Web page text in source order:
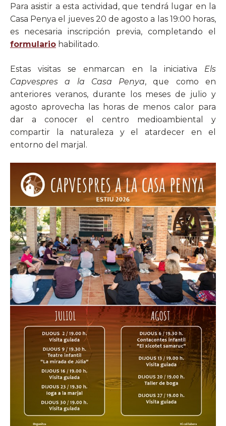
Para asistir a esta actividad, que tendrá lugar en la
Casa Penya el jueves 20 de agosto a las 19:00 horas,
es necesaria inscripción previa, completando el
formulario habilitado.
Estas visitas se enmarcan en la iniciativa Els
Capvespres a la Casa Penya, que como en
anteriores veranos, durante los meses de julio y
agosto aprovecha las horas de menos calor para
dar a conocer el centro medioambiental y
compartir la naturaleza y el atardecer en el
entorno del marjal.